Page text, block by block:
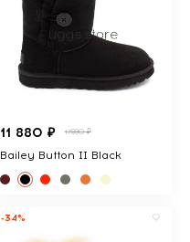
11 880 ₽ 17890 ₽
Bailey Button II Black
-34%